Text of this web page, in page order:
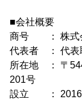
■会社概要
商号 ： 株式
代表者 ： 代
所在地 ： 〒
201号
設立 ： 2016